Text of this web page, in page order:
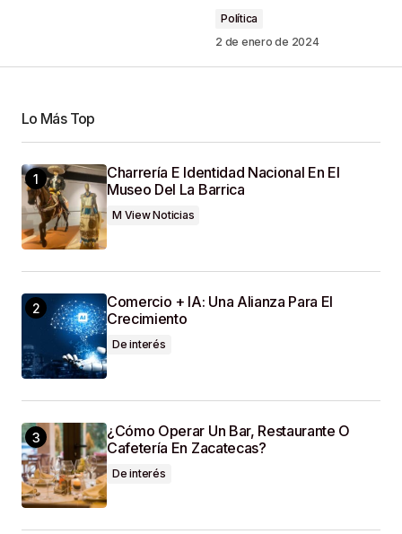
Your E-Mail*
Guardar Mi Nombre, Correo Electrónico Y Sitio
Web En Este Navegador Para La Próxima Vez
Que Haga Un Comentario.
Política
2 de enero de 2024
Lo Más Top
Charrería E Identidad Nacional En El
Museo Del La Barrica
M View Noticias
Comercio + IA: Una Alianza Para El
Crecimiento
De interés
¿Cómo Operar Un Bar, Restaurante O
Cafetería En Zacatecas?
De interés